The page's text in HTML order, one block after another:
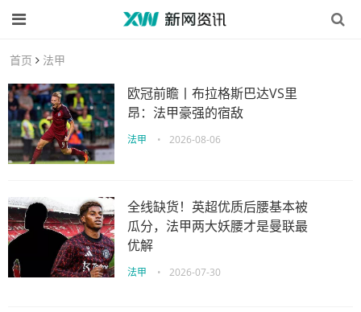
首页 法甲
欧冠前瞻丨布拉格斯巴达VS里
昂：法甲豪强的宿敌
法甲 • 2026-08-06
全线缺货！英超优质后腰基本被
瓜分，法甲两大妖腰才是曼联最
优解
法甲 • 2026-07-30